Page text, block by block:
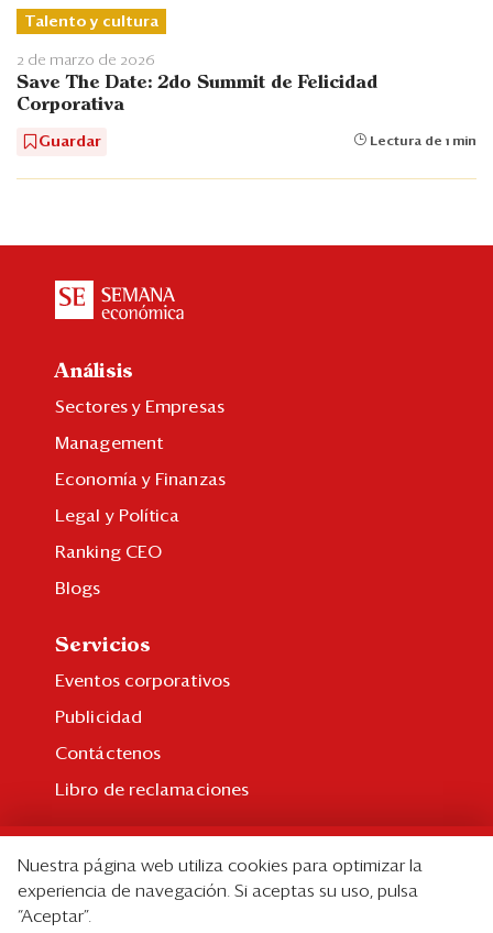
Talento y cultura
2 de marzo de 2026
Save The Date: 2do Summit de Felicidad
Corporativa
Guardar Lectura de 1 min
Análisis
Sectores y Empresas
Management
Economía y Finanzas
Legal y Política
Ranking CEO
Blogs
Servicios
Eventos corporativos
Publicidad
Contáctenos
Libro de reclamaciones
Suscripción individual
Paquetes corporativos
Nuestra página web utiliza cookies para optimizar la
experiencia de navegación. Si aceptas su uso, pulsa
“Aceptar”.